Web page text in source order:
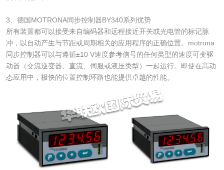
3、德国MOTRONA同步控制器BY340系列优势
所有装置都可以接受来自编码器和远程接近开关或光电管的标记脉
冲，以自动产生与节距或周期相关的应用程序的正确位置。motrona
同步控制器可以与遵循±10 V速度参考信号的任何类型的速度可变驱
动器（交流逆变器、直流、伺服或液压类型）一起运行。即使在高动
态应用中，极快的位置控制环路也能提供卓越的性能。